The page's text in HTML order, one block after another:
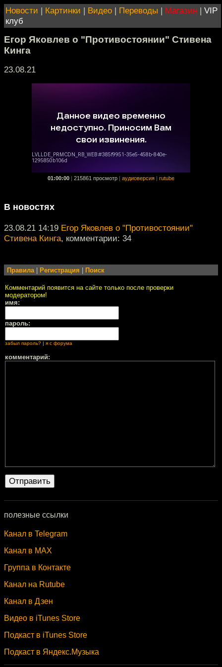
Новости | Картинки | Видео | Переводы | Магазин | VIP
клуб
Егор Яковлев о "Противостоянии" Стивена
Кинга
23.08.21
01:00:00 215861 просмотр аудиоверсия rutube
В новостях
23.08.21 14:19 Егор Яковлев о "Противостоянии"
Стивена Кинга, комментарии: 34
Правила| Регистрация Поиск
Комментарий появится на сайте только после проверки
модератором!
имя:
пароль:
забыл пароль? я с форума
комментарий:
полезные ссылки
Канал в Telegram
Канал в MAX
Группа в Контакте
Канал на Rutube
Канал в Дзен
Видео в iTunes Store
Подкаст в iTunes Store
Подкаст в Яндекс.Музыка